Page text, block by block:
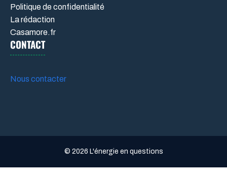
Politique de confidentialité
La rédaction
Casamore.fr
CONTACT
Nous contacter
© 2026 L'énergie en questions